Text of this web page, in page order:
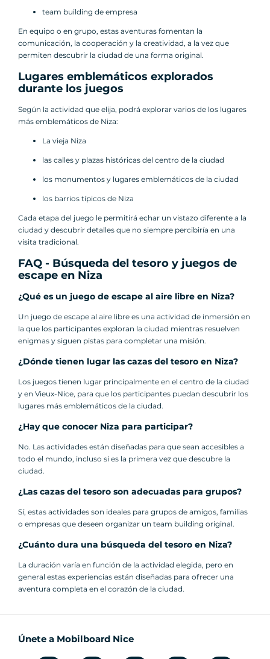
team building de empresa
En equipo o en grupo, estas aventuras fomentan la
comunicación, la cooperación y la creatividad, a la vez que
permiten descubrir la ciudad de una forma original.
Lugares emblemáticos explorados
durante los juegos
Según la actividad que elija, podrá explorar varios de los lugares
más emblemáticos de Niza:
La vieja Niza
las calles y plazas históricas del centro de la ciudad
los monumentos y lugares emblemáticos de la ciudad
los barrios típicos de Niza
Cada etapa del juego le permitirá echar un vistazo diferente a la
ciudad y descubrir detalles que no siempre percibiría en una
visita tradicional.
FAQ - Búsqueda del tesoro y juegos de
escape en Niza
¿Qué es un juego de escape al aire libre en Niza?
Un juego de escape al aire libre es una actividad de inmersión en
la que los participantes exploran la ciudad mientras resuelven
enigmas y siguen pistas para completar una misión.
¿Dónde tienen lugar las cazas del tesoro en Niza?
Los juegos tienen lugar principalmente en el centro de la ciudad
y en Vieux-Nice, para que los participantes puedan descubrir los
lugares más emblemáticos de la ciudad.
¿Hay que conocer Niza para participar?
No. Las actividades están diseñadas para que sean accesibles a
todo el mundo, incluso si es la primera vez que descubre la
ciudad.
¿Las cazas del tesoro son adecuadas para grupos?
Sí, estas actividades son ideales para grupos de amigos, familias
o empresas que deseen organizar un team building original.
¿Cuánto dura una búsqueda del tesoro en Niza?
La duración varía en función de la actividad elegida, pero en
general estas experiencias están diseñadas para ofrecer una
aventura completa en el corazón de la ciudad.
Únete a Mobilboard Nice